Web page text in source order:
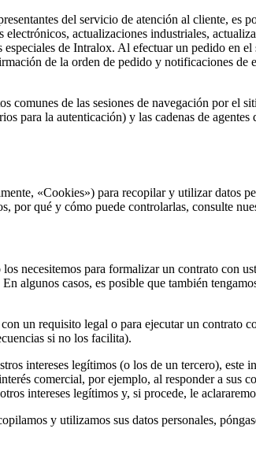
del servicio de atención al cliente, es
actualizaciones industriales,
de Intralox. Al efectuar un pedido en
de la orden de pedido y notificaciones
comunes de las sesiones de navegación por
para la autenticación) y las cadenas de
«Cookies») para recopilar y utilizar datos
por qué y cómo puede controlarlas, consulte
necesitemos para formalizar un contrato con
algunos casos, es posible que también
un requisito legal o para ejecutar un
si no los facilita).
intereses legítimos (o los de un tercero),
comercial, por ejemplo, al responder a
intereses legítimos y, si procede, le
y utilizamos sus datos personales,